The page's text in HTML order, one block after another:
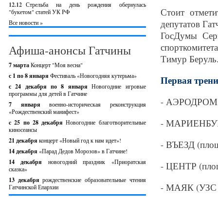
12.12 Стрельба на день рождения обернулась
"букетом" статей УК РФ
Все новости »
Афиша-анонсы Гатчины
7 мартаКонцерт "Моя весна"
с 1 по 8 января Фестиваль «Новогодняя кутерьма»
с 24 декабря по 8 январяНовогодние игровые
программы для детей в Гатчине
7 январявоенно-историческая реконструкция
«Рождественский манифест»
c 25 по 28 декабряНовогодние благотворительные
киносеансы
21 декабря концерт «Новый год к нам идет»!
14 декабря «Парад Дедов Морозов» в Гатчине!
14 декабря новогодний праздник «Приоратская
сказка»
13 декабрярождественские образовательные чтения
Гатчинской Епархии
Стоит
депутатов
ГосДумы
Тимур
Первая
- АЭРОДРОМ
-
- ВЪЕЗД
- ЦЕНТР
- МАЯК (УЗС